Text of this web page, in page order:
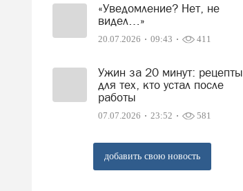
«Уведомление? Нет, не
видел…»
20.07.2026 09:43 411
Ужин за 20 минут: рецепты
для тех, кто устал после
работы
07.07.2026 23:52 581
добавить свою новость